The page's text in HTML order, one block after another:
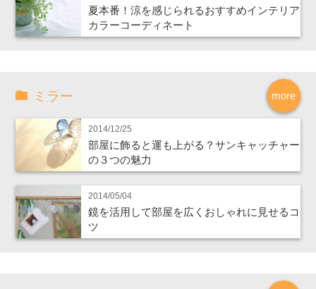
夏本番！涼を感じられるおすすめインテリア
カラーコーディネート
more
ミラー
2014/12/25
部屋に飾ると運も上がる？サンキャッチャー
の３つの魅力
2014/05/04
鏡を活用して部屋を広くおしゃれに見せるコ
ツ